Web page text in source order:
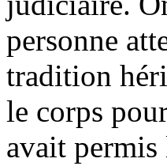
personne
tradition
le corps
avait permis